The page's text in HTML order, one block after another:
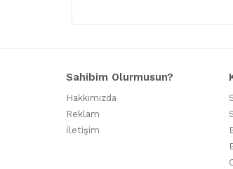
Sahibim Olurmusun?
Hakkımızda
Reklam
İletişim